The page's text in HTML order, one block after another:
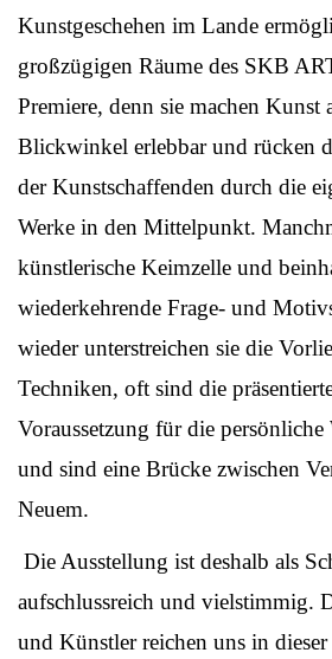
Kunstgeschehen im Lande
großzügigen Räume des SKB
Premiere, denn sie machen Kunst
Blickwinkel erlebbar und rücken
der Kunstschaffenden durch die
Werke in den Mittelpunkt.
künstlerische Keimzelle und
wiederkehrende Frage- und
wieder unterstreichen sie die
Techniken, oft sind die
Voraussetzung für die
und sind eine Brücke zwischen
Neuem.
Die Ausstellung ist deshalb als
aufschlussreich und vielstimmig.
und Künstler reichen uns in dieser